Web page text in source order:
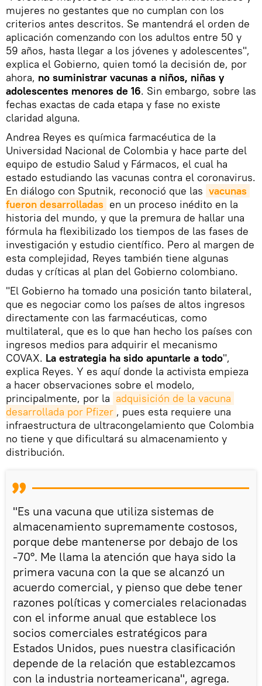
mujeres no gestantes que no cumplan con los
criterios antes descritos. Se mantendrá el orden de
aplicación comenzando con los adultos entre 50 y
59 años, hasta llegar a los jóvenes y adolescentes",
explica el Gobierno, quien tomó la decisión de, por
ahora, no suministrar vacunas a niños, niñas y
adolescentes menores de 16. Sin embargo, sobre las
fechas exactas de cada etapa y fase no existe
claridad alguna.
Andrea Reyes es química farmacéutica de la
Universidad Nacional de Colombia y hace parte del
equipo de estudio Salud y Fármacos, el cual ha
estado estudiando las vacunas contra el coronavirus.
En diálogo con Sputnik, reconoció que las vacunas
fueron desarrolladas en un proceso inédito en la
historia del mundo, y que la premura de hallar una
fórmula ha flexibilizado los tiempos de las fases de
investigación y estudio científico. Pero al margen de
esta complejidad, Reyes también tiene algunas
dudas y críticas al plan del Gobierno colombiano.
"El Gobierno ha tomado una posición tanto bilateral,
que es negociar como los países de altos ingresos
directamente con las farmacéuticas, como
multilateral, que es lo que han hecho los países con
ingresos medios para adquirir el mecanismo
COVAX. La estrategia ha sido apuntarle a todo",
explica Reyes. Y es aquí donde la activista empieza
a hacer observaciones sobre el modelo,
principalmente, por la adquisición de la vacuna
desarrollada por Pfizer , pues esta requiere una
infraestructura de ultracongelamiento que Colombia
no tiene y que dificultará su almacenamiento y
distribución.
"Es una vacuna que utiliza sistemas de
almacenamiento supremamente costosos,
porque debe mantenerse por debajo de los
-70°. Me llama la atención que haya sido la
primera vacuna con la que se alcanzó un
acuerdo comercial, y pienso que debe tener
razones políticas y comerciales relacionadas
con el informe anual que establece los
socios comerciales estratégicos para
Estados Unidos, pues nuestra clasificación
depende de la relación que establezcamos
con la industria norteamericana", agrega.